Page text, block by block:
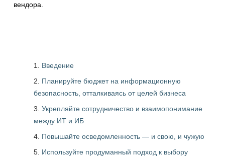
вендора.
Введение
Планируйте бюджет на информационную
безопасность, отталкиваясь от целей бизнеса
Укрепляйте сотрудничество и взаимопонимание
между ИТ и ИБ
Повышайте осведомленность — и свою, и чужую
Используйте продуманный подход к выбору